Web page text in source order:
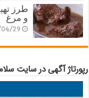
طرز
و مرغ
29
رپورتاژ آگهی در سایت